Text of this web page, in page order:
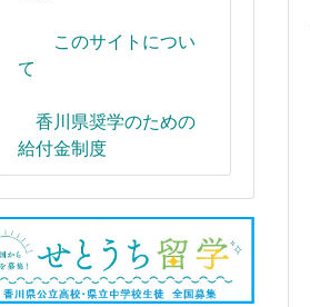
このサイトについ
て
香川県奨学のための
給付金制度